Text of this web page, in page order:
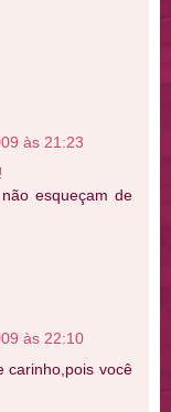
às 21:23
esqueçam de
às 22:10
carinho,pois você